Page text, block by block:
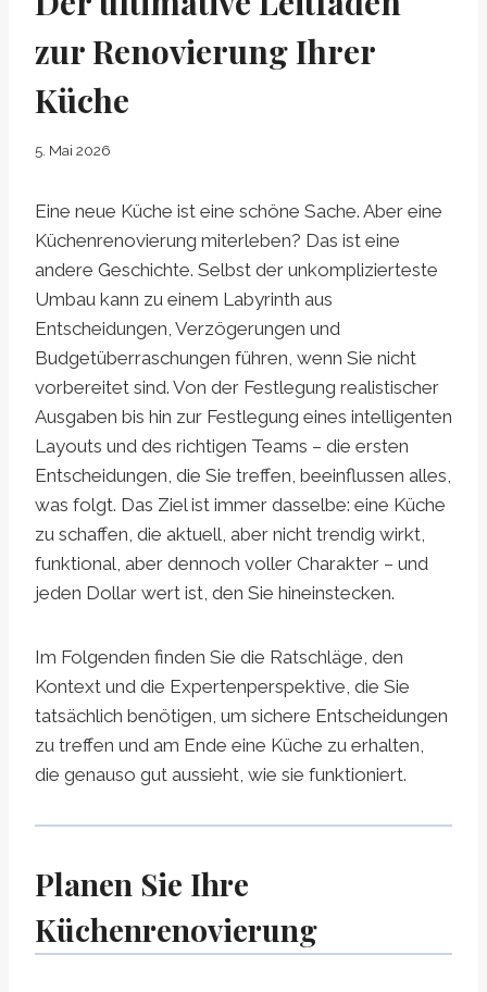
zur Renovierung Ihrer
Küche
5. Mai 2026
Eine neue Küche ist eine schöne Sache. Aber eine
Küchenrenovierung miterleben? Das ist eine
andere Geschichte. Selbst der unkomplizierteste
Umbau kann zu einem Labyrinth aus
Entscheidungen, Verzögerungen und
Budgetüberraschungen führen, wenn Sie nicht
vorbereitet sind. Von der Festlegung realistischer
Ausgaben bis hin zur Festlegung eines intelligenten
Layouts und des richtigen Teams – die ersten
Entscheidungen, die Sie treffen, beeinflussen alles,
was folgt. Das Ziel ist immer dasselbe: eine Küche
zu schaffen, die aktuell, aber nicht trendig wirkt,
funktional, aber dennoch voller Charakter – und
jeden Dollar wert ist, den Sie hineinstecken.
Im Folgenden finden Sie die Ratschläge, den
Kontext und die Expertenperspektive, die Sie
tatsächlich benötigen, um sichere Entscheidungen
zu treffen und am Ende eine Küche zu erhalten,
die genauso gut aussieht, wie sie funktioniert.
Planen Sie Ihre
Küchenrenovierung